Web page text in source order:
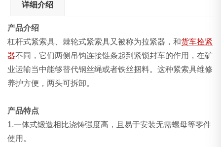
详细介绍
产品介绍
杠杆式紧索具、棘轮式紧索具又被称为拉紧器，和货车拴紧
器不同，它们两侧吊钩连接链条起到紧锁封车的作用，在矿
业运输当中能够替代钢丝绳或者铁丝捆料。这种紧索具维修
养护方便，两头可拆卸。
产品特点
1.一体式锻造相比浇铸强度高，且易于安装无需螺母等零件
使用。